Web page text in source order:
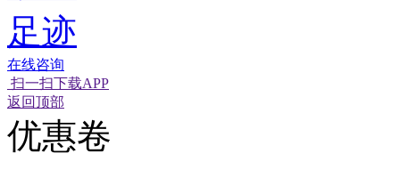
足迹
在线咨询
扫一扫下载APP
返回顶部
优惠卷